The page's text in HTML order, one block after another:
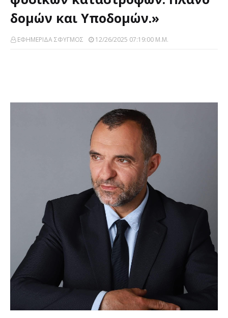
δομών και Yποδομών.»
ΕΦΗΜΕΡΙΔΑ ΣΦΥΓΜΟΣ 12/26/2025 07:19:00 Μ.μ.